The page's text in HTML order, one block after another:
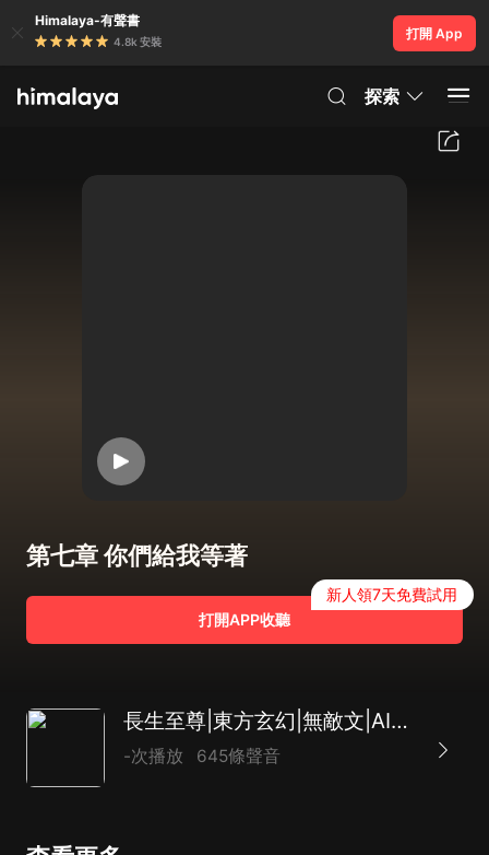
Himalaya-有聲書
4.8k 安裝
打開 App
探索
第七章 你們給我等著
打開APP收聽
新人領7天免費試用
長生至尊|東方玄幻|無敵文|AI專輯
-次播放 645條聲音